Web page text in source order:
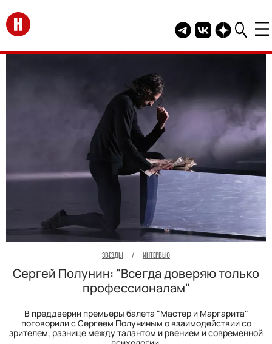
Перейти на главную
Telegram канал
Группа HELLO
Канал
ЗВЕЗДЫ / ИНТЕРВЬЮ
Сергей Полунин: "Всегда доверяю только
профессионалам"
В преддверии премьеры балета "Мастер и Маргарита"
поговорили с Сергеем Полуниным о взаимодействии со
зрителем, разнице между талантом и рвением и современной